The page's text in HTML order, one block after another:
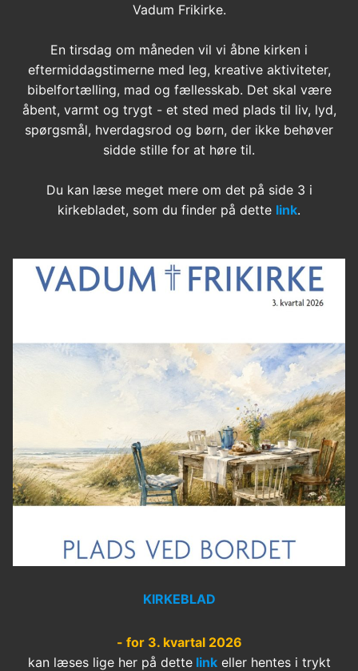
Vadum Frikirke.
En tirsdag om måneden vil vi åbne kirken i
eftermiddagstimerne med leg, kreative aktiviteter,
bibelfortælling, mad og fællesskab. Det skal være
åbent, varmt og trygt - et sted med plads til liv, lyd,
spørgsmål, hverdagsrod og børn, der ikke behøver
sidde stille for at høre til.
Du kan læse meget mere om det på side 3 i
kirkebladet, som du finder på dette link.
KIRKEBLAD
- for 3. kvartal 2026
kan læses lige her på dette link eller hentes i trykt